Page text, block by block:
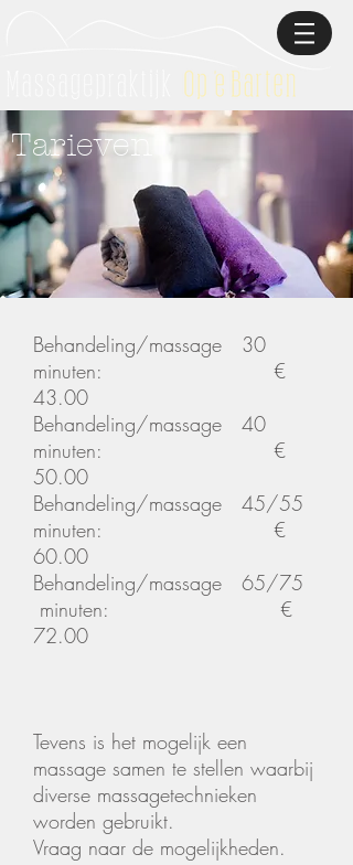
Tarieven
Behandeling/massage 30
minuten: €
43.00
Behandeling/massage 40
minuten: €
50.00
Behandeling/massage 45/55
minuten: €
60.00
Behandeling/massage 65/75
minuten: €
72.00
Tevens is het mogelijk een
massage samen te stellen waarbij
diverse massagetechnieken
worden gebruikt.
Vraag naar de mogelijkheden.